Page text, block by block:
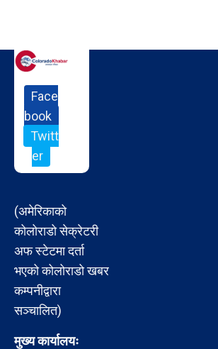
Face
book
Twitt
er
(अमेरिकाको
कोलोराडो सेक्रेटरी
अफ स्टेटमा दर्ता
भएको कोलोराडो खबर
कम्पनीद्वारा
सञ्चालित)
मुख्य कार्यालयः